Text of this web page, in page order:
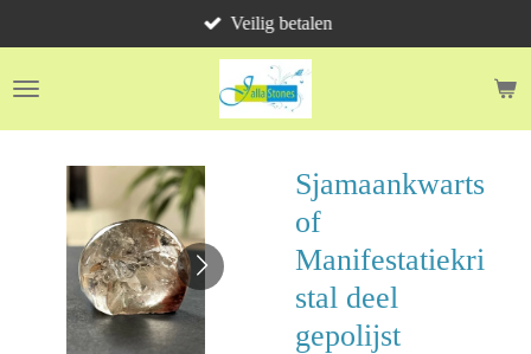
direct
naar
Veilig betalen
Sjamaankwarts
of
Manifestatiekri
stal deel
gepolijst